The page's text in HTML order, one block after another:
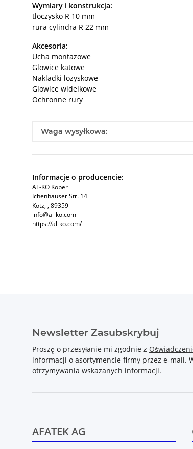
Wymiary i konstrukcja:
tloczysko R 10 mm
rura cylindra R 22 mm
Akcesoria:
Ucha montazowe
Glowice katowe
Nakladki lozyskowe
Glowice widelkowe
Ochronne rury
#productDetails.itemInformation#
#productDetails.itemValue#
Waga wysyłkowa:
Informacje o producencie:
AL-KO Kober
Ichenhauser Str. 14
Kötz, , 89359
info@al-ko.com
https://al-ko.com/
Newsletter Zasubskrybuj
Proszę o przesyłanie mi zgodnie z
informacji o asortymencie firmy przez e-mail.
otrzymywania wskazanych informacji.
AFATEK AG